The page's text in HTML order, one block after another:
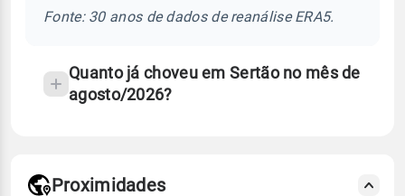
Fonte: 30 anos de dados de reanálise ERA5.
Quanto já choveu em Sertão no mês de
agosto/2026?
Proximidades